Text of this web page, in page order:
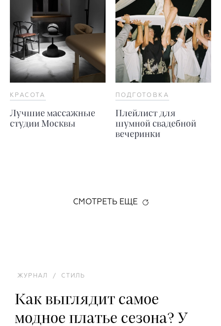
КРАСОТА
Лучшие массажные
студии Москвы
ПОДГОТОВКА
Плейлист для
шумной свадебной
вечеринки
СМОТРЕТЬ ЕЩЕ
ЖУРНАЛ / СТИЛЬ
Как выглядит самое
модное платье сезона? У